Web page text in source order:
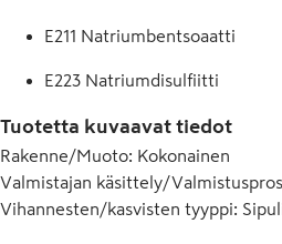
E211 Natriumbentsoaatti
E223 Natriumdisulfiitti
Tuotetta kuvaavat tiedot
Rakenne/Muoto: Kokonainen
Valmistajan käsittely/
Vihannesten/kasvisten tyyppi: